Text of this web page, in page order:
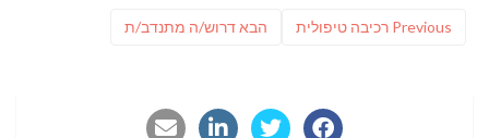
Previous
Previous
רכיבה טיפולית הבאפוסט
דרוש/ה מתנדב/ת